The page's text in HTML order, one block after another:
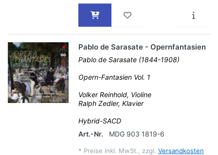
Pablo de Sarasate - Opernfantasien
Pablo de Sarasate (1844-1908)
Opern-Fantasien Vol. 1
Volker Reinhold, Violine
Ralph Zedler, Klavier
Hybrid-SACD
Art.-Nr.
MDG 903 1819-6
* Preise inkl. MwSt., zzgl. Versandkosten